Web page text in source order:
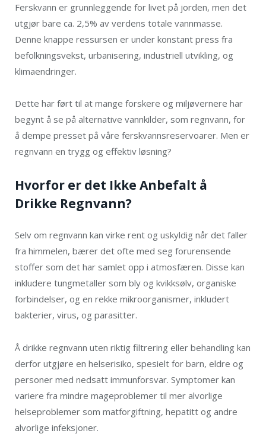
Ferskvann er grunnleggende for livet på jorden, men det
utgjør bare ca. 2,5% av verdens totale vannmasse.
Denne knappe ressursen er under konstant press fra
befolkningsvekst, urbanisering, industriell utvikling, og
klimaendringer.
Dette har ført til at mange forskere og miljøvernere har
begynt å se på alternative vannkilder, som regnvann, for
å dempe presset på våre ferskvannsreservoarer. Men er
regnvann en trygg og effektiv løsning?
Hvorfor er det Ikke Anbefalt å
Drikke Regnvann?
Selv om regnvann kan virke rent og uskyldig når det faller
fra himmelen, bærer det ofte med seg forurensende
stoffer som det har samlet opp i atmosfæren. Disse kan
inkludere tungmetaller som bly og kvikksølv, organiske
forbindelser, og en rekke mikroorganismer, inkludert
bakterier, virus, og parasitter.
Å drikke regnvann uten riktig filtrering eller behandling kan
derfor utgjøre en helserisiko, spesielt for barn, eldre og
personer med nedsatt immunforsvar. Symptomer kan
variere fra mindre mageproblemer til mer alvorlige
helseproblemer som matforgiftning, hepatitt og andre
alvorlige infeksjoner.